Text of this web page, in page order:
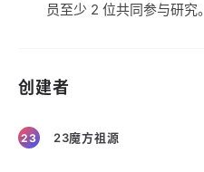
员至少 2 位共同参与研究。
创建者
23 23魔方祖源